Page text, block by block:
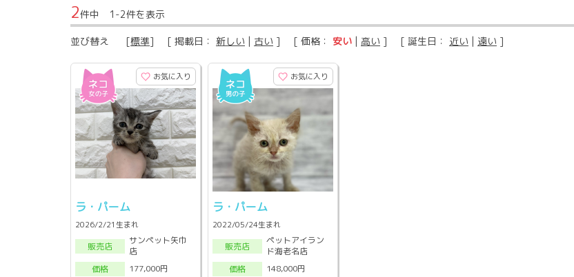
2件中 1-2件を表示
並び替え [標準] [ 掲載日： 新しい | 古い ] [ 価格： 安い | 高い ] [ 誕生日： 近い | 遠い ]
お気に入り
ラ・パーム
2026/2/21生まれ
販売店
サンペット矢巾
店
価格
177,000円
お気に入り
ラ・パーム
2022/05/24生まれ
販売店
ペットアイラン
ド海老名店
価格
148,000円